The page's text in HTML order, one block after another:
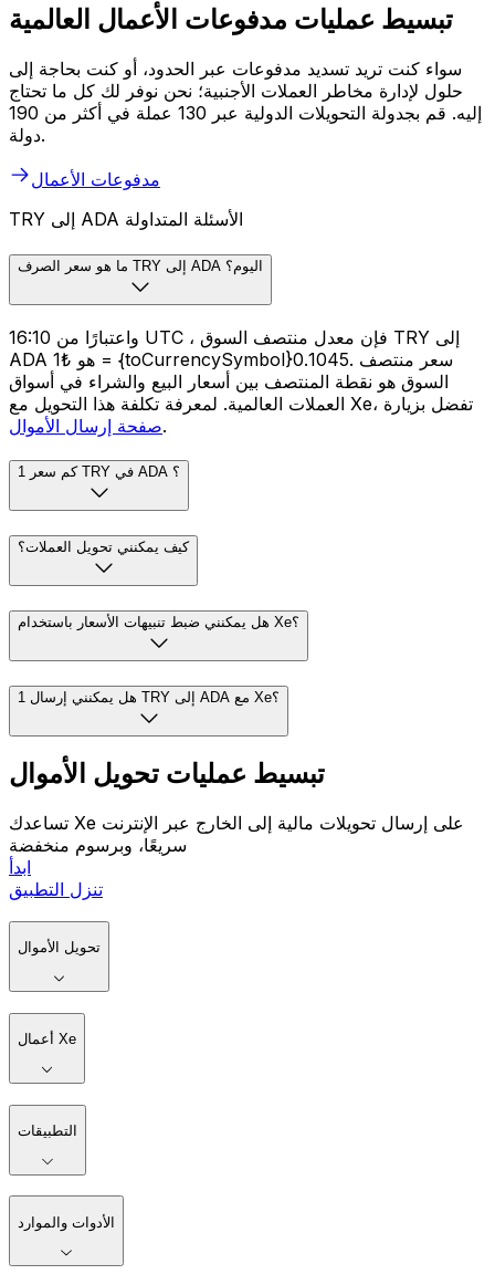
تبسيط عمليات مدفوعات الأعمال العالمية
سواء كنت تريد تسديد مدفوعات عبر الحدود، أو كنت بحاجة إلى
حلول لإدارة مخاطر العملات الأجنبية؛ نحن نوفر لك كل ما تحتاج
إليه. قم بجدولة التحويلات الدولية عبر 130 عملة في أكثر من 190
دولة.
مدفوعات الأعمال
TRY إلى ADA الأسئلة المتداولة
ما هو سعر الصرف TRY إلى ADA اليوم؟
واعتبارًا من 16:10 UTC ، فإن معدل منتصف السوق TRY إلى
ADA هو ₺1 = {toCurrencySymbol}0.1045. سعر منتصف
السوق هو نقطة المنتصف بين أسعار البيع والشراء في أسواق
العملات العالمية. لمعرفة تكلفة هذا التحويل مع Xe، تفضل بزيارة
صفحة إرسال الأموال.
كم سعر 1 TRY في ADA ؟
كيف يمكنني تحويل العملات؟
هل يمكنني ضبط تنبيهات الأسعار باستخدام Xe؟
هل يمكنني إرسال 1 TRY إلى ADA مع Xe؟
تبسيط عمليات تحويل الأموال
تساعدك Xe على إرسال تحويلات مالية إلى الخارج عبر الإنترنت
سريعًا، وبرسوم منخفضة
ابدأ
تنزل التطبيق
تحويل الأموال
أعمال Xe
التطبيقات
الأدوات والموارد